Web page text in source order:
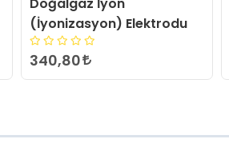
Doğalgaz İyon
(İyonizasyon) Elektrodu
189,60